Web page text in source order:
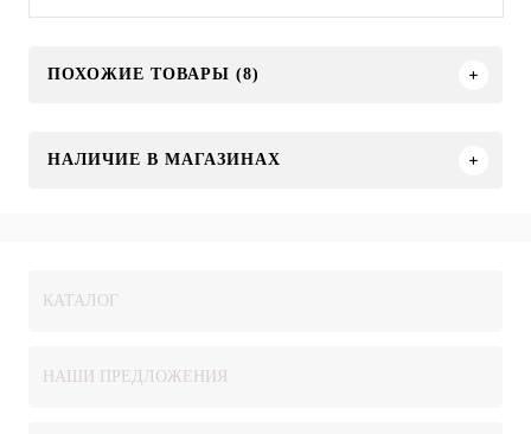
ПОХОЖИЕ ТОВАРЫ (8)
НАЛИЧИЕ В МАГАЗИНАХ
КАТАЛОГ
НАШИ ПРЕДЛОЖЕНИЯ